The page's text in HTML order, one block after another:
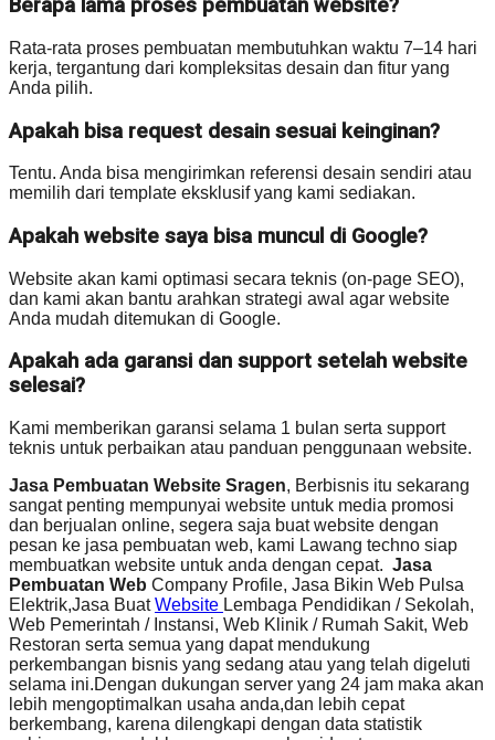
Berapa lama proses pembuatan website?
Rata-rata proses pembuatan membutuhkan waktu 7–14 hari
kerja, tergantung dari kompleksitas desain dan fitur yang
Anda pilih.
Apakah bisa request desain sesuai keinginan?
Tentu. Anda bisa mengirimkan referensi desain sendiri atau
memilih dari template eksklusif yang kami sediakan.
Apakah website saya bisa muncul di Google?
Website akan kami optimasi secara teknis (on-page SEO),
dan kami akan bantu arahkan strategi awal agar website
Anda mudah ditemukan di Google.
Apakah ada garansi dan support setelah website
selesai?
Kami memberikan garansi selama 1 bulan serta support
teknis untuk perbaikan atau panduan penggunaan website.
Jasa Pembuatan Website Sragen, Berbisnis itu sekarang
sangat penting mempunyai website untuk media promosi
dan berjualan online, segera saja buat website dengan
pesan ke jasa pembuatan web, kami Lawang techno siap
membuatkan website untuk anda dengan cepat. Jasa
Pembuatan Web Company Profile, Jasa Bikin Web Pulsa
Elektrik,Jasa BuatWebsite Lembaga Pendidikan / Sekolah,
Web Pemerintah / Instansi, Web Klinik / Rumah Sakit, Web
Restoran serta semua yang dapat mendukung
perkembangan bisnis yang sedang atau yang telah digeluti
selama ini.Dengan dukungan server yang 24 jam maka akan
lebih mengoptimalkan usaha anda,dan lebih cepat
berkembang, karena dilengkapi dengan data statistik